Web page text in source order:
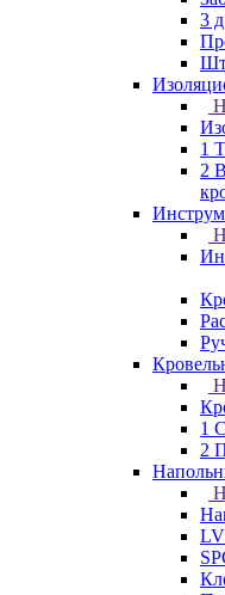
3
1
2
1
2